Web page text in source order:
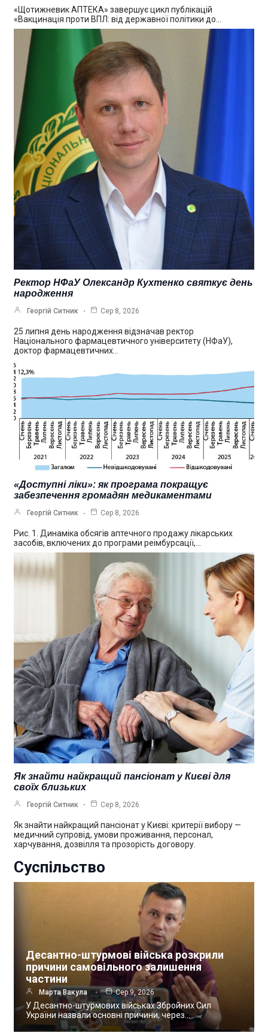
«Щотижневик АПТЕКА» завершує цикл публікацій
«Вакцинація проти ВПЛ: від державної політики до…
Ректор НФаУ Олександр Кухтенко святкує день
народження
Георгій Ситник Сер 8, 2026
25 липня день народження відзначав ректор
Національного фармацевтичного університету (НФаУ),
доктор фармацевтичних…
«Доступні ліки»: як програма покращує
забезпечення громадян медикаментами
Георгій Ситник Сер 8, 2026
Рис. 1. Динаміка обсягів аптечного продажу лікарських
засобів, включених до програми реімбурсації,…
Як знайти найкращий пансіонат у Києві для
своїх близьких
Георгій Ситник Сер 8, 2026
Як знайти найкращий пансіонат у Києві: критерії вибору —
медичний супровід, умови проживання, персонал,
харчування, дозвілля та прозорість договору.
Суспільство
Десантно-штурмові війська розкрили
причини самовільного залишення
частини
Марта Вакула Сер 9, 2026
У Десантно-штурмових військах Збройних Сил
України назвали основні причини, через…